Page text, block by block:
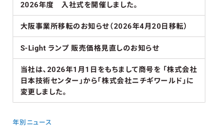
2026年度 入社式を開催しました。
大阪事業所移転のお知らせ（2026年4月20日移転）
S-Light ランプ 販売価格見直しのお知らせ
当社は、2026年1月1日をもちまして商号を 「株式会社
日本技術センター」から「株式会社ニチギワールド」に
変更しました。
年別ニュース